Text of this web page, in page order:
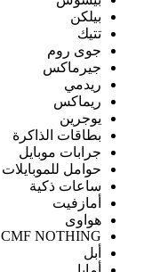
بيلكن
تتيك
جوى روم
جيرماكس
ريدمي
ريماكس
يوجرين
بطاقات الذاكرة
جرابات موبايل
حوامل للموبايلات
ساعات ذكية
أمازفيت
هواوى
CMF NOTHING
أبل